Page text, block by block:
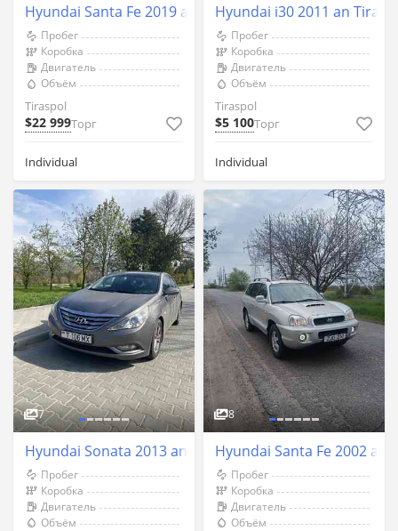
Hyundai Santa Fe 2019 an Tiraspol
Пробег
Коробка
Двигатель
Объём
Tiraspol
$22 999Торг
Individual
Hyundai i30 2011 an
Пробег
Коробка
Двигатель
Объём
Tiraspol
$5 100Торг
Individual
7
Hyundai Sonata 2013 an Tiraspol
Пробег
Коробка
Двигатель
Объём
8
Hyundai Santa Fe 2002 an
Пробег
Коробка
Двигатель
Объём